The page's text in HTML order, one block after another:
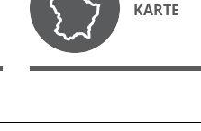
KARTE